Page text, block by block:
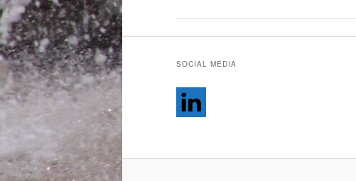
SOCIAL MEDIA